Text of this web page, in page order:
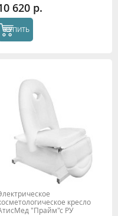
620 р.
КУПИТЬ
кресло
"Прайм"с РУ